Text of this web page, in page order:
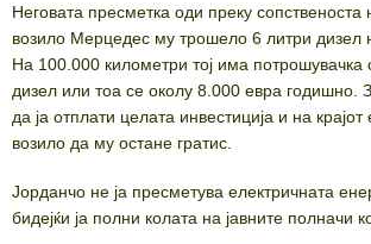
Неговата пресметка оди преку сопственоста
возило Мерцедес му трошело 6 литри дизел
На 100.000 километри тој има потрошувачка
дизел или тоа се околу 8.000 евра годишно.
да ја отплати целата инвестиција и на крајот
возило да му остане гратис.
Јорданчо не ја пресметува електричната
бидејќи ја полни колата на јавните полначи